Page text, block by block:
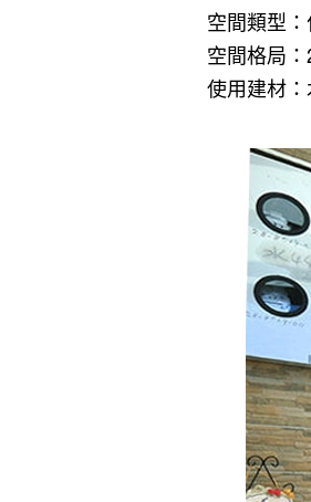
空間類型
空間格局
使用建材